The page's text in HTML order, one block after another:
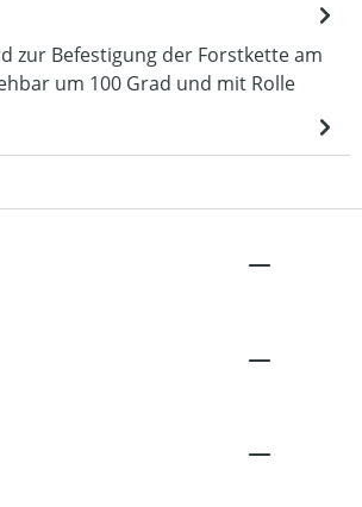
zur Befestigung der Forstkette am
um 100 Grad und mit Rolle